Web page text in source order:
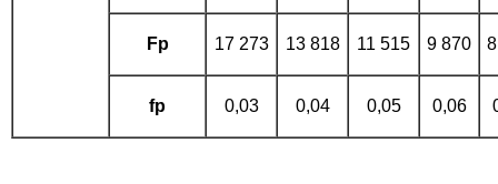
Fp 17 273 13 818 11 515 9 870
fp 0,03 0,04 0,05 0,06